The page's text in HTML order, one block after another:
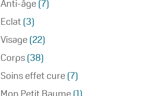
Anti-âge(7)
Eclat (3)
Visage(22)
Corps(38)
Soins effet cure(7)